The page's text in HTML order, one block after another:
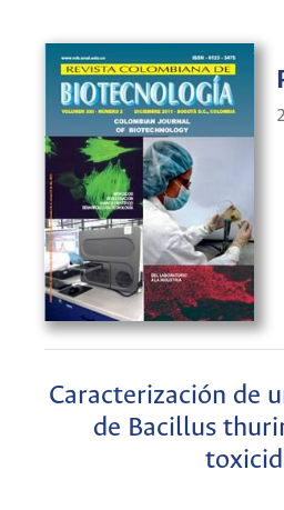
Caracterización de
de Bacillus